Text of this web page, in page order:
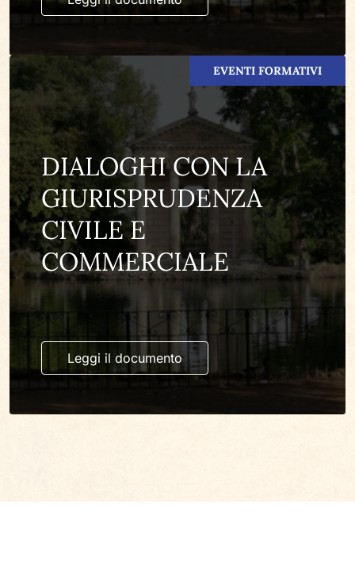
EVENTI FORMATIVI
DIALOGHI CON LA
GIURISPRUDENZA
CIVILE E
COMMERCIALE
Leggi il documento